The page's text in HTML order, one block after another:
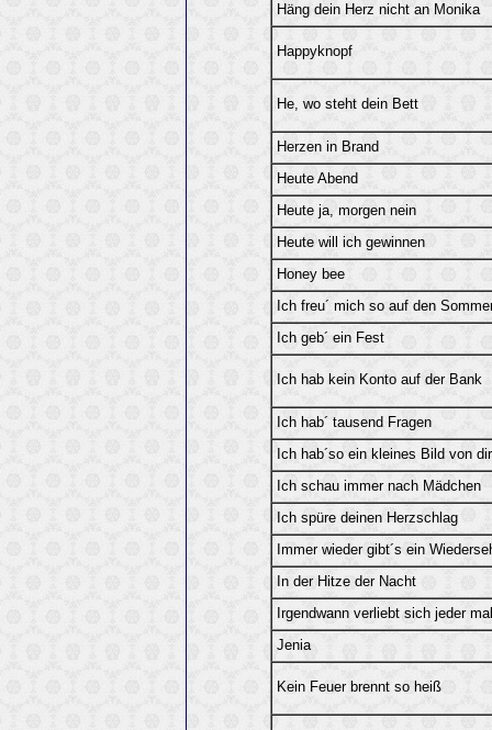
Häng dein Herz nicht an Monika
Happyknopf
He, wo steht dein Bett
Herzen in Brand
Heute Abend
Heute ja, morgen nein
Heute will ich gewinnen
Honey bee
Ich freu´ mich so auf den
Ich geb´ ein Fest
Ich hab kein Konto auf der Bank
Ich hab´ tausend Fragen
Ich hab´so ein kleines Bild von dir
Ich schau immer nach Mädchen
Ich spüre deinen Herzschlag
Immer wieder gibt´s ein
In der Hitze der Nacht
Irgendwann verliebt sich jeder mal
Jenia
Kein Feuer brennt so heiß